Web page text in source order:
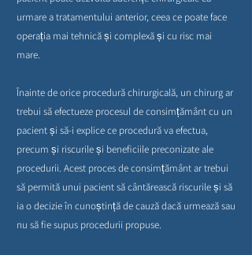
urmare a tratamentului anterior, ceea ce poate face
operația mai tehnică și complexă și cu risc mai
mare.
Înainte de orice procedură chirurgicală, un chirurg ar
trebui să efectueze procesul de consimțământ cu un
pacient și să-i explice ce procedură va efectua,
precum și riscurile și beneficiile preconizate ale
procedurii. Acest proces de consimțământ ar trebui
să permită unui pacient să cântărească riscurile și să
ia o decizie în cunoștință de cauză dacă urmează sau
nu să fie supus procedurii propuse.